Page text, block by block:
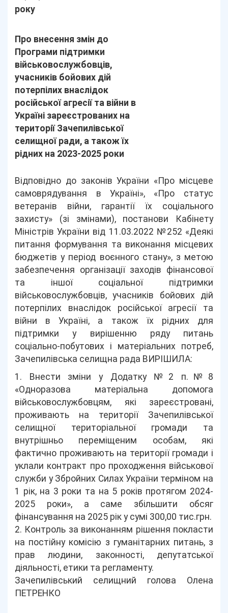
року
Про внесення змін до
Програми підтримки
військовослужбовців,
учасників бойових дій
потерпілих внаслідок
російської агресії та війни в
Україні зареєстрованих на
території Зачепилівської
селищної ради, а також їх
рідних на 2023-2025 роки
Відповідно до законів України «Про місцеве
самоврядування в Україні», «Про статус
ветеранів війни, гарантії їх соціального
захисту» (зі змінами), постанови Кабінету
Міністрів України від 11.03.2022 №252 «Деякі
питання формування та виконання місцевих
бюджетів у період воєнного стану», з метою
забезпечення організації заходів фінансової
та іншої соціальної підтримки
військовослужбовців, учасників бойових дій
потерпілих внаслідок російської агресії та
війни в Україні, а також їх рідних для
підтримки у вирішенню ряду питань
соціально-побутових і матеріальних потреб,
Зачепилівська селищна рада ВИРІШИЛА:
1. Внести зміни у Додатку №2 п.№8
«Одноразова матеріальна допомога
військовослужбовцям, які зареєстровані,
проживають на території Зачепилівської
селищної територіальної громади та
внутрішньо переміщеним особам, які
фактично проживають на території громади і
уклали контракт про проходження військової
служби у Збройних Силах України терміном на
1 рік, на 3 роки та на 5 років протягом 2024-
2025 роки», а саме збільшити обсяг
фінансування на 2025 рік у сумі 300,00 тис.грн.
2. Контроль за виконанням рішення покласти
на постійну комісію з гуманітарних питань, з
прав людини, законності, депутатської
діяльності, етики та регламенту.
Зачепилівський селищний голова Олена
ПЕТРЕНКО